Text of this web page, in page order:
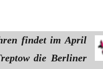
findet im April
die Berliner